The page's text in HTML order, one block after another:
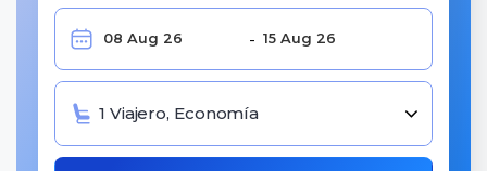
1 Viajero, Economía